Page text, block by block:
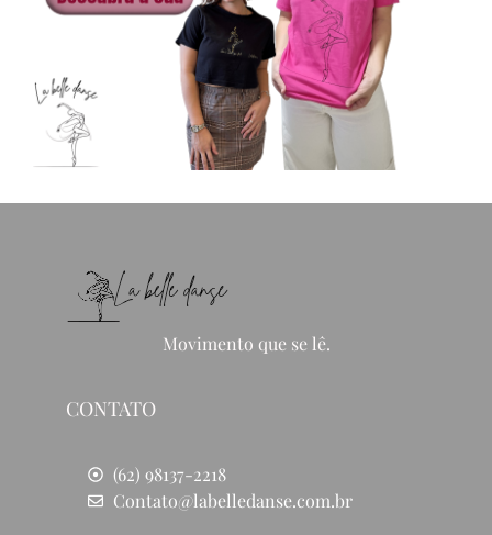
Movimento que se lê.
CONTATO
(62) 98137-2218
Contato@labelledanse.com.br